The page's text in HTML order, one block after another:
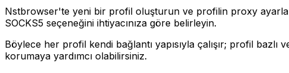
Nstbrowser'te yeni bir profil oluşturun ve profilin proxy
SOCKS5 seçeneğini ihtiyacınıza göre belirleyin.
Böylece her profil kendi bağlantı yapısıyla çalışır; profil
korumaya yardımcı olabilirsiniz.